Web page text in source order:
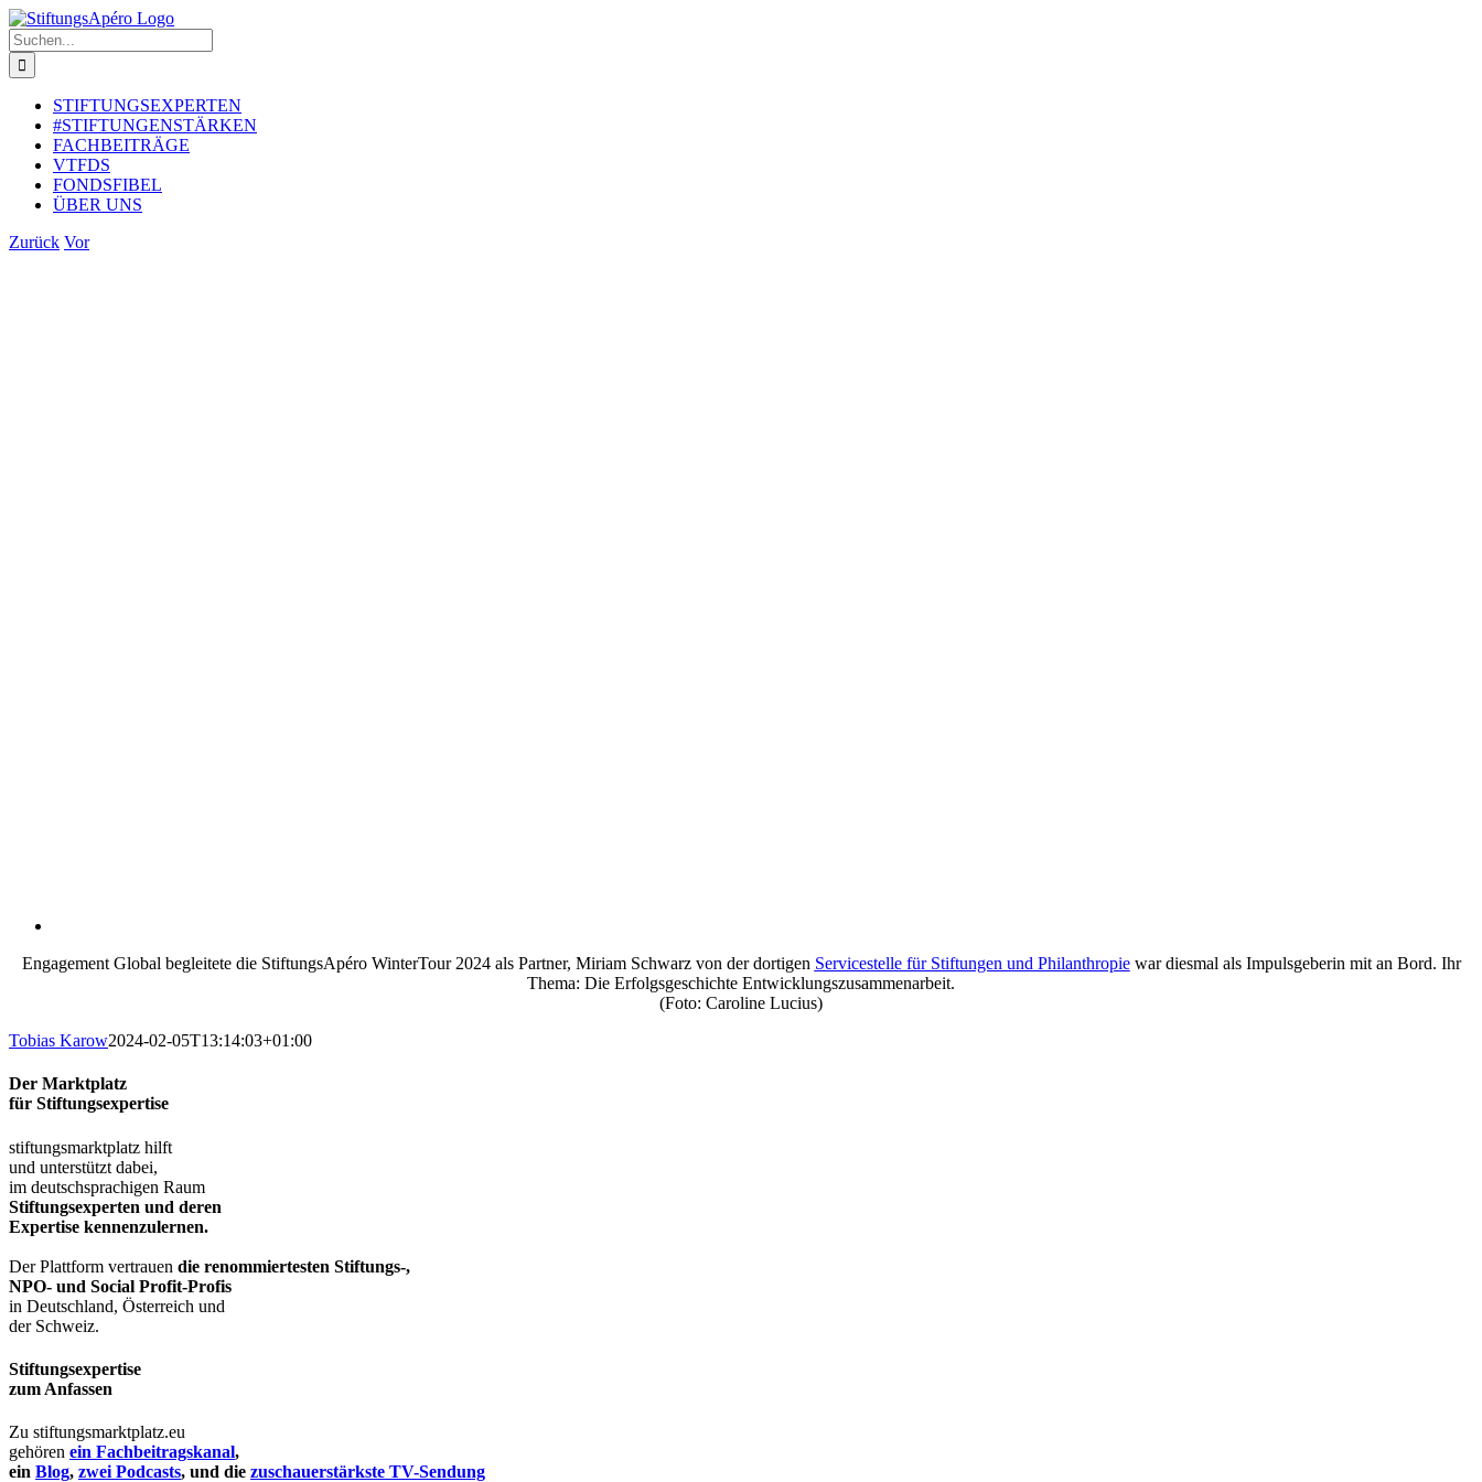
Zum
Inhalt
springen
Suche
nach:
STIFTUNGSEXPERTEN
#STIFTUNGENSTÄRKEN
FACHBEITRÄGE
VTFDS
FONDSFIBEL
ÜBER UNS
Zurück Vor
Engagement Global begleitete die StiftungsApéro WinterTour 2024 als Partner, Miriam Schwarz von der dortigen Servicestelle für Stiftungen und Philanthropiewar diesmal als Impulsgeberin mit an Bord. Ihr
Thema: Die Erfolgsgeschichte Entwicklungszusammenarbeit.
(Foto: Caroline Lucius)
Tobias Karow2024-02-05T13:14:03+01:00
Der Marktplatz
für Stiftungsexpertise
stiftungsmarktplatz hilft
und unterstützt dabei,
im deutschsprachigen Raum
Stiftungsexperten und deren
Expertise kennenzulernen.
Der Plattform vertrauen die renommiertesten Stiftungs-,
NPO- und Social Profit-Profis
in Deutschland, Österreich und
der Schweiz.
Stiftungsexpertise
zum Anfassen
Zu stiftungsmarktplatz.eu
gehören ein Fachbeitragskanal,
ein Blog, zwei Podcasts, und die zuschauerstärkste TV-Sendung